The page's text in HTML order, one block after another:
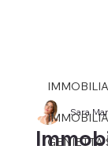
GENIETTA
Sara